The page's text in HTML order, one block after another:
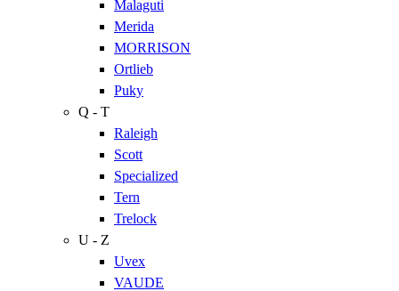
Malaguti
Merida
MORRISON
Ortlieb
Puky
Q - T
Raleigh
Scott
Specialized
Tern
Trelock
U - Z
Uvex
VAUDE